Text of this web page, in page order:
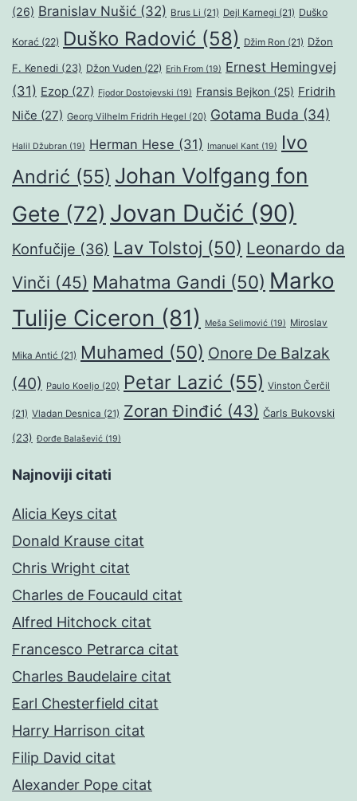
(26) Branislav Nušić (32) Brus Li (21) Dejl Karnegi (21) Duško
Korać (22) Duško Radović (58) Džim Ron (21) Džon
F. Kenedi (23) Džon Vuden (22) Erih From (19) Ernest Hemingvej
(31) Ezop (27) Fjodor Dostojevski (19) Fransis Bejkon (25) Fridrih
Niče (27) Georg Vilhelm Fridrih Hegel (20) Gotama Buda (34)
Halil Džubran (19) Herman Hese (31) Imanuel Kant (19)
Ivo
Andrić (55) Johan Volfgang fon
Gete (72) Jovan Dučić (90)
Konfučije (36) Lav Tolstoj (50) Leonardo da
Vinči (45) Mahatma Gandi (50) Marko
Tulije Ciceron (81) Meša Selimović (19) Miroslav
Mika Antić (21) Muhamed (50) Onore De Balzak
(40) Paulo Koeljo (20) Petar Lazić (55) Vinston Čerčil
(21) Vladan Desnica (21) Zoran Đinđić (43) Čarls Bukovski
(23) Đorđe Balašević (19)
Najnoviji citati
Alicia Keys citat
Donald Krause citat
Chris Wright citat
Charles de Foucauld citat
Alfred Hitchock citat
Francesco Petrarca citat
Charles Baudelaire citat
Earl Chesterfield citat
Harry Harrison citat
Filip David citat
Alexander Pope citat